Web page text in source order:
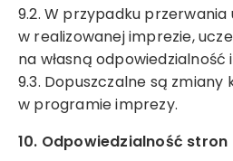
9.2. W przypadku
w realizowanej imprezie,
na własną odpowiedzialność
9.3. Dopuszczalne są zmiany
w programie imprezy.
10. Odpowiedzialność stron